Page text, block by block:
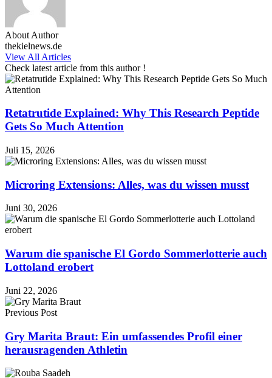
About Author
thekielnews.de
View All Articles
Check latest article from this author !
Retatrutide Explained: Why This Research Peptide
Gets So Much Attention
Juli 15, 2026
Microring Extensions: Alles, was du wissen musst
Juni 30, 2026
Warum die spanische El Gordo Sommerlotterie auch
Lottoland erobert
Juni 22, 2026
Previous Post
Gry Marita Braut: Ein umfassendes Profil einer
herausragenden Athletin